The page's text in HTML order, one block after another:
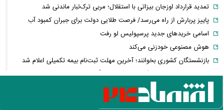
تمدید قرارداد اوزجان بیزاتی با استقلال؛ مربی ترک‌تبار ماندنی شد
پاییز پربارش از راه می‌رسد/ فرصت طلایی دولت برای جبران کمبود آب
اسامی خریدهای جدید پرسپولیس لو رفت
هوش مصنوعی خودزنی می‌کند
بازنشستگان کشوری بخوانند؛ آخرین مهلت ثبت‌نام بیمه تکمیلی اعلام شد
پزشکیان خطاب به خبرنگاران چه گفت؟ /تأکید رئیس‌جمهور بر وحدت و
انسجام
شوک تازه به اقتصاد آمریکا / بازار کار آمریکا غافلگیر شد